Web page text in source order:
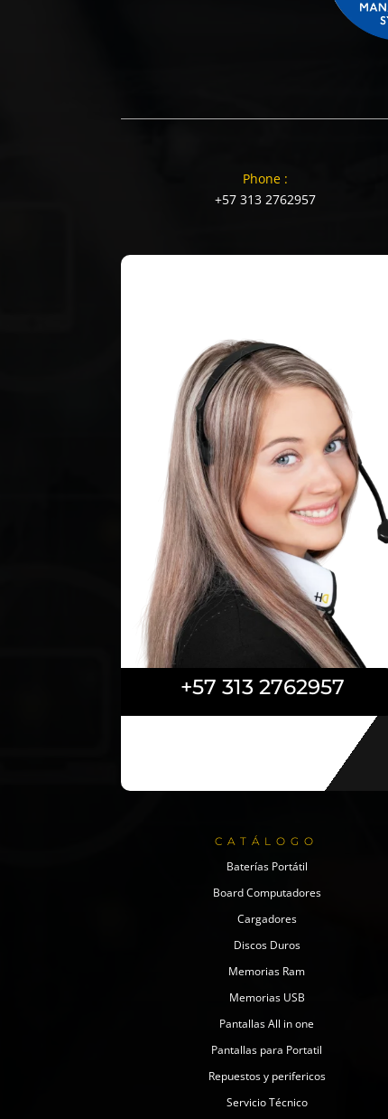
Phone :
+57 313 2762957
+57 313 2762957
CATÁLOGO
Baterías Portátil
Board Computadores
Cargadores
Discos Duros
Memorias Ram
Memorias USB
Pantallas All in one
Pantallas para Portatil
Repuestos y perifericos
Servicio Técnico